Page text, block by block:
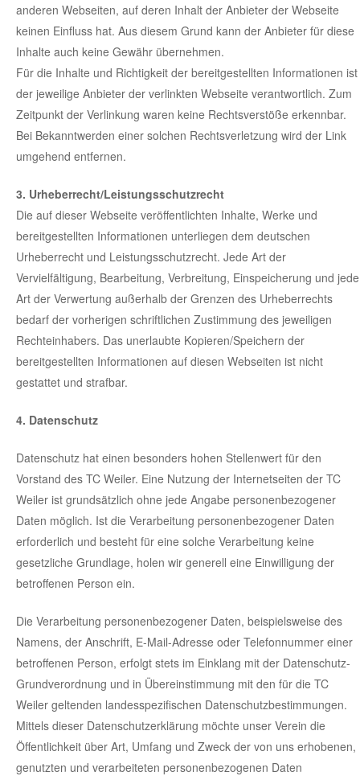
anderen Webseiten, auf deren Inhalt der Anbieter der Webseite
keinen Einfluss hat. Aus diesem Grund kann der Anbieter für diese
Inhalte auch keine Gewähr übernehmen.
Für die Inhalte und Richtigkeit der bereitgestellten Informationen ist
der jeweilige Anbieter der verlinkten Webseite verantwortlich. Zum
Zeitpunkt der Verlinkung waren keine Rechtsverstöße erkennbar.
Bei Bekanntwerden einer solchen Rechtsverletzung wird der Link
umgehend entfernen.
3. Urheberrecht/Leistungsschutzrecht
Die auf dieser Webseite veröffentlichten Inhalte, Werke und
bereitgestellten Informationen unterliegen dem deutschen
Urheberrecht und Leistungsschutzrecht. Jede Art der
Vervielfältigung, Bearbeitung, Verbreitung, Einspeicherung und jede
Art der Verwertung außerhalb der Grenzen des Urheberrechts
bedarf der vorherigen schriftlichen Zustimmung des jeweiligen
Rechteinhabers. Das unerlaubte Kopieren/Speichern der
bereitgestellten Informationen auf diesen Webseiten ist nicht
gestattet und strafbar.
4. Datenschutz
Datenschutz hat einen besonders hohen Stellenwert für den
Vorstand des TC Weiler. Eine Nutzung der Internetseiten der TC
Weiler ist grundsätzlich ohne jede Angabe personenbezogener
Daten möglich. Ist die Verarbeitung personenbezogener Daten
erforderlich und besteht für eine solche Verarbeitung keine
gesetzliche Grundlage, holen wir generell eine Einwilligung der
betroffenen Person ein.
Die Verarbeitung personenbezogener Daten, beispielsweise des
Namens, der Anschrift, E-Mail-Adresse oder Telefonnummer einer
betroffenen Person, erfolgt stets im Einklang mit der Datenschutz-
Grundverordnung und in Übereinstimmung mit den für die TC
Weiler geltenden landesspezifischen Datenschutzbestimmungen.
Mittels dieser Datenschutzerklärung möchte unser Verein die
Öffentlichkeit über Art, Umfang und Zweck der von uns erhobenen,
genutzten und verarbeiteten personenbezogenen Daten